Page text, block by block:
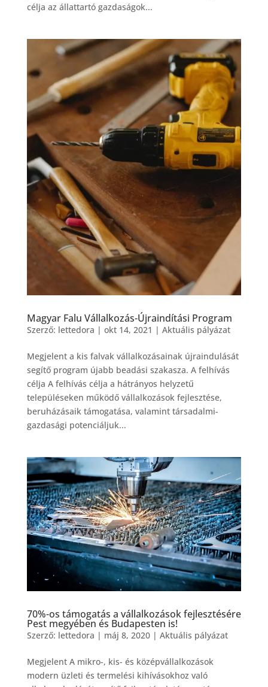
célja az állattartó gazdaságok...
Magyar Falu Vállalkozás-Újraindítási Program
Szerző: lettedora | okt 14, 2021 | Aktuális pályázat
Megjelent a kis falvak vállalkozásainak újraindulását
segítő program újabb beadási szakasza. A felhívás
célja A felhívás célja a hátrányos helyzetű
településeken működő vállalkozások fejlesztése,
beruházásaik támogatása, valamint társadalmi-
gazdasági potenciáljuk...
70%-os támogatás a vállalkozások fejlesztésére
Pest megyében és Budapesten is!
Szerző: lettedora | máj 8, 2020| Aktuális pályázat
Megjelent A mikro-, kis- és középvállalkozások
modern üzleti és termelési kihívásokhoz való